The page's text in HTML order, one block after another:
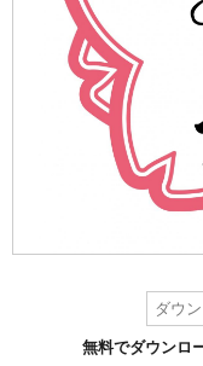
無料でダウンロ